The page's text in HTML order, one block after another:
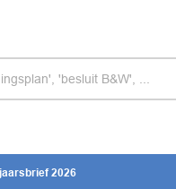
2026